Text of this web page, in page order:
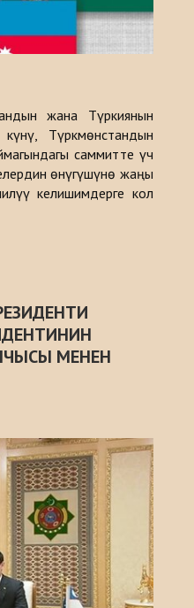
жана Түркиянын
Түркмөнстандын
саммитте үч
өнүгүшүнө жаңы
келишимдерге кол
МЕНЕН